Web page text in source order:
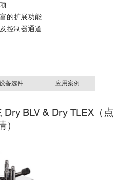
的扩展功能
控制器通道
备选件 应用案例
Dry BLV & Dry TLEX（点
被激发到更高的振动或者转动能级过
是气体，液体，也可以是固体。
人体组织等，也能通过将样品置于交
上来进行拉曼光谱分析。